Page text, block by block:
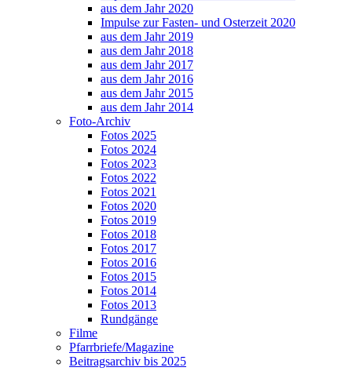
aus dem Jahr 2020
Impulse zur Fasten- und Osterzeit 2020
aus dem Jahr 2019
aus dem Jahr 2018
aus dem Jahr 2017
aus dem Jahr 2016
aus dem Jahr 2015
aus dem Jahr 2014
Foto-Archiv
Fotos 2025
Fotos 2024
Fotos 2023
Fotos 2022
Fotos 2021
Fotos 2020
Fotos 2019
Fotos 2018
Fotos 2017
Fotos 2016
Fotos 2015
Fotos 2014
Fotos 2013
Rundgänge
Filme
Pfarrbriefe/Magazine
Beitragsarchiv bis 2025